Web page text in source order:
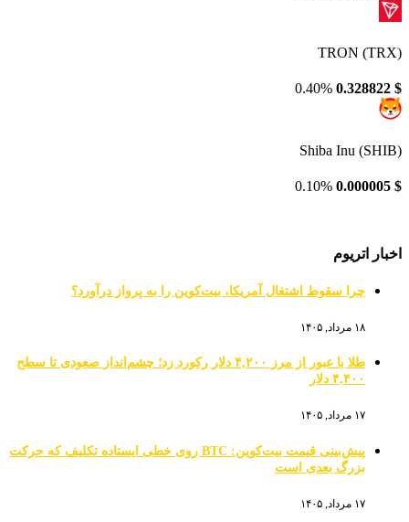
TRON (TRX)
$
0.328822
0.40%
Shiba Inu (SHIB)
$
0.000005
0.10%
اخبار اتریوم
چرا سقوط اشتغال آمریکا، بیت‌کوین را به پرواز درآورد؟
۱۸ مرداد, ۱۴۰۵
طلا با عبور از مرز ۴,۲۰۰ دلار رکورد زد؛ چشم‌انداز صعودی تا سطح
۴,۴۰۰ دلار
۱۷ مرداد, ۱۴۰۵
پیش‌بینی قیمت بیت‌کوین: BTC روی خطی ایستاده تکلیف که حرکت
بزرگ بعدی است
۱۷ مرداد, ۱۴۰۵